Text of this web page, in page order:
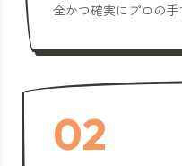
全かつ確実にプロの手
02